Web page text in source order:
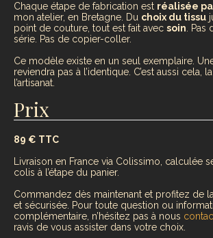
Chaque étape de fabrication est réalisée
mon atelier, en Bretagne. Du choix du tissu
point de couture, tout est fait avec soin .
série. Pas de copier-coller.
Ce modèle existe en un seul exemplaire.
reviendra pas à l’identique. C’est aussi cela,
l’artisanat.
Prix
89 € TTC
Livraison en France via Colissimo, calculée
colis à l’étape du panier.
Commandez dès maintenant et profitez de
et sécurisée. Pour toute question ou
complémentaire, n’hésitez pas à nous
ravis de vous assister dans votre choix.